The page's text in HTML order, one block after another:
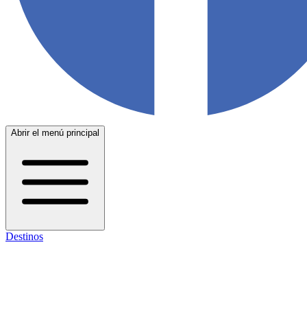
Abrir el menú principal
Destinos